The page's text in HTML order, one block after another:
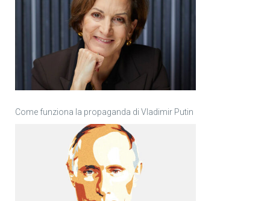
Come funziona la propaganda di Vladimir Putin